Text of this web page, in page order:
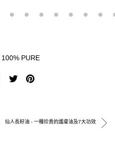
PURE
仙人長籽油 - 一種珍貴的護膚油及7大功效